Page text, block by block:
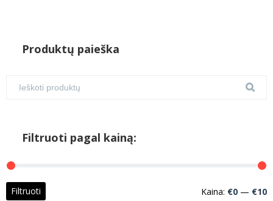
Produktų paieška
Filtruoti pagal kainą:
Filtruoti Kaina: €0 — €10